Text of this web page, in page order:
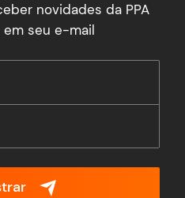
novidades da PPA
seu e-mail